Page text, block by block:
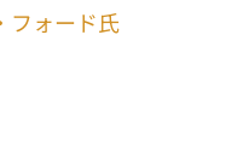
フォード氏